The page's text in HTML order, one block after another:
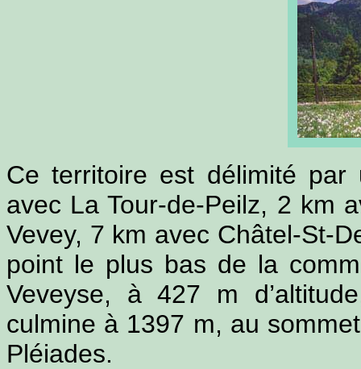
Ce territoire est délimité
avec La Tour-de-Peilz, 2 km
Vevey, 7 km avec Châtel-St-
point le plus bas de la
Veveyse, à 427 m
culmine à 1397 m, au
Pléiades.